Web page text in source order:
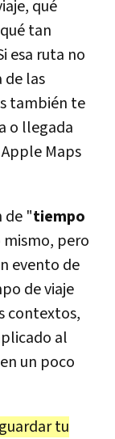
qué
tan
esa ruta no
de las
también te
o llegada
Maps
de "tiempo
mismo, pero
evento de
de viaje
contextos,
al
un poco
guardar tu